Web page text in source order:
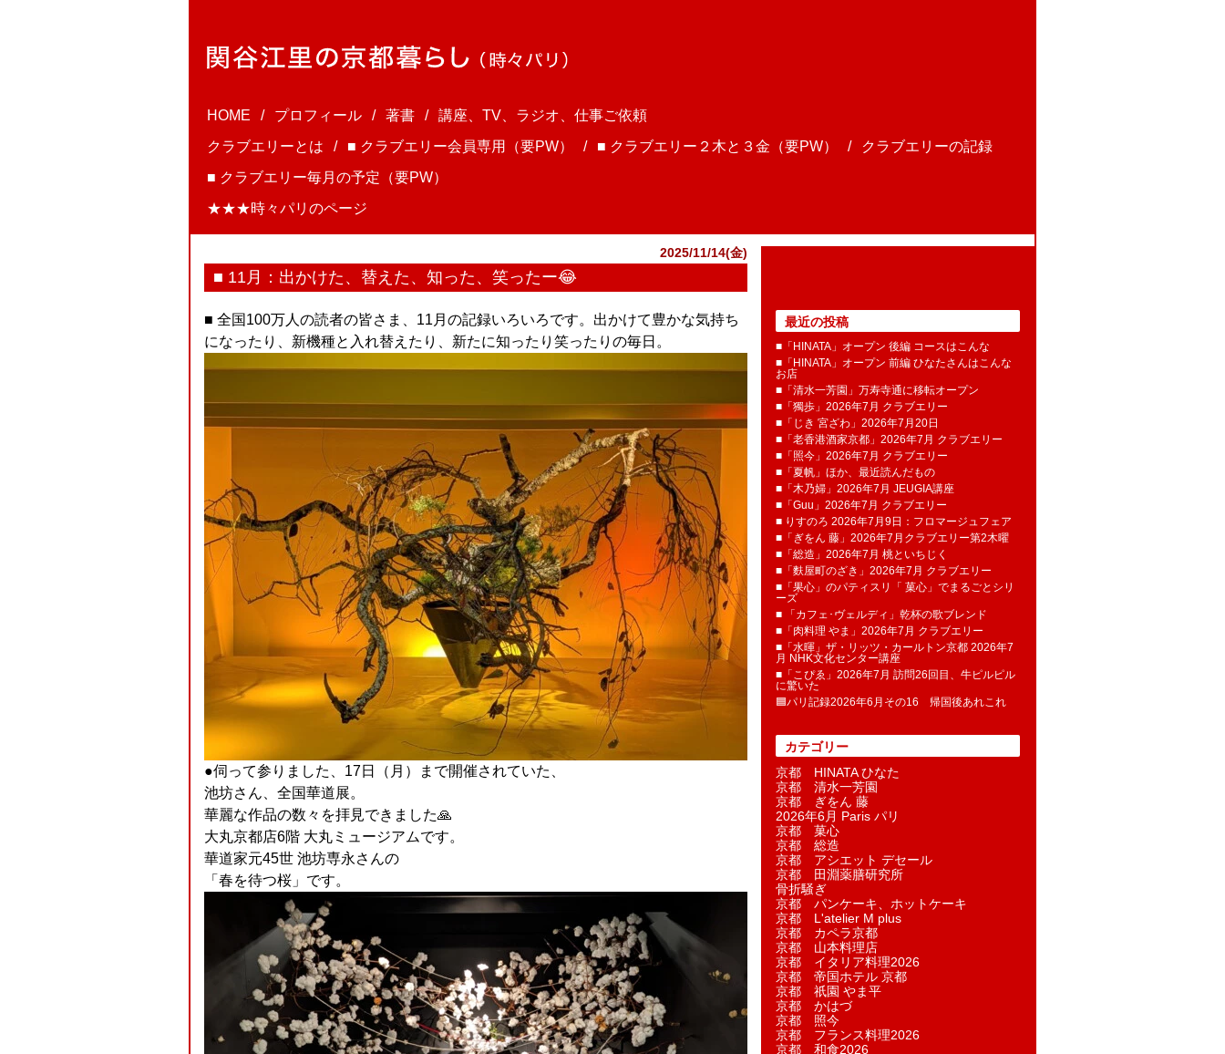
HOME プロフィール 著書
講座、TV、ラジオ、仕事ご依頼
クラブエリーとは
■ クラブエリー会員専用（要PW） ■ クラブエリー２木と３金（要PW）
クラブエリーの記録
■ クラブエリー毎月の予定（要PW）
★★★時々パリのページ
2025/11/14(金)
■ 11月：出かけた、替えた、知った、笑ったー😂
■ 全国100万人の読者の皆さま、11月の記録いろいろです。出かけて豊かな気持ち
になったり、新機種と入れ替えたり、新たに知ったり笑ったりの毎日。
●伺って参りました、17日（月）まで開催されていた、
池坊さん、全国華道展。
華麗な作品の数々を拝見できました🙏
大丸京都店6階 大丸ミュージアムです。
華道家元45世 池坊専永さんの
「春を待つ桜」です。
最近の投稿
■「HINATA」オープン 後編 コースはこんな
■「HINATA」オープン 前編 ひなたさんはこんな
お店
■「清水一芳園」万寿寺通に移転オープン
■「獨歩」2026年7月 クラブエリー
■「じき 宮ざわ」2026年7月20日
■「老香港酒家京都」2026年7月 クラブエリー
■「照今」2026年7月 クラブエリー
■「夏帆」ほか、最近読んだもの
■「木乃婦」2026年7月 JEUGIA講座
■「Guu」2026年7月 クラブエリー
■ りすのろ 2026年7月9日：フロマージュフェア
■「ぎをん 藤」2026年7月クラブエリー第2木曜
■「総造」2026年7月 桃といちじく
■「麩屋町のざき」2026年7月 クラブエリー
■「果心」のパティスリ「 菓​心」でまるごとシリ
ーズ
■ 「カフェ･ヴェルディ」乾杯の歌ブレンド
■「肉料理 やま」2026年7月 クラブエリー
■「水暉」ザ・リッツ・カールトン京都 2026年7
月 NHK文化センター講座
■「こぴゑ」2026年7月 訪問26回目、牛ピルピル
に驚いた
🟦パリ記録2026年6月その16 帰国後あれこれ
カテゴリー
京都 HINATA ひなた
京都 清水一芳園
京都 ぎをん 藤
2026年6月 Paris パリ
京都 菓​心
京都 総造
京都 アシエット デセール
京都 田淵薬膳研究所
骨折騒ぎ
京都 パンケーキ、ホットケーキ
京都 L'atelier M plus
京都 カペラ京都
京都 山本料理店
京都 イタリア料理2026
京都 帝国ホテル 京都
京都 祇園 やま平
京都 かはづ
京都 照今
京都 フランス料理2026
京都 和食2026